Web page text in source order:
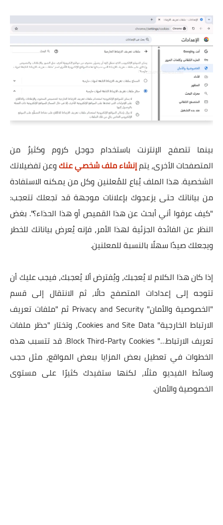
بينما تتصفح الإنترنت باستخدام جوجل كروم وكثيرٌ من
المتصفحات الأخرى، يتمإنشاء ملف شخصي عنكوعن تفضيلاتك
الشخصية. هذا الملف يُباع للمُعلنين وكل من يمكنه الاستفادة
من بياناتك حتى يزعجوك بإعلانات موجهة قد تجعلك تتعجب:
"كيف عرفوا أني أبحث عن هذا القميص أو هذا الحذاء؟". بغض
النظر عن الفائدة الجزئية لهذا الأمر، فإنه يُعرض بياناتك للخطر
ويجعلك صيدًا سهلًا بالنسبة للمعلنين.
إذا كان هذا الكلام لا يُعجبك، ويُفترض ألا يُعجبك، فيجب عليك أن
تتوجه إلى إعدادات المتصفح حالًا، ثم الانتقال إلى قسم
"الخصوصية والأمان" Privacy and Security ثم "ملفات تعريف
الارتباط الخارجية" Cookies and Site Data، وتختار "حظر ملفات
تعريف الارتباط…" Block Third-Party Cookies. قد تتسبب هذه
الخطوات في تعطيل بعض المزايا ببعض المواقع، مثل حجب
وسائط الفيديو مثلًا، لكنها ستفيدك كثيرًا على مستوى
الخصوصية والأمان.